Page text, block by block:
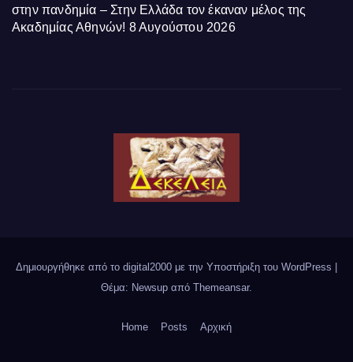
στην πανδημία – Στην Ελλάδα τον έκαναν μέλος της
Ακαδημίας Αθηνών! 8 Αυγούστου 2026
Δημιουργήθηκε από το digital2000 με την Υποστήριξη του WordPress
Θέμα: Newsup από Themeansar.
Home Posts Αρχική